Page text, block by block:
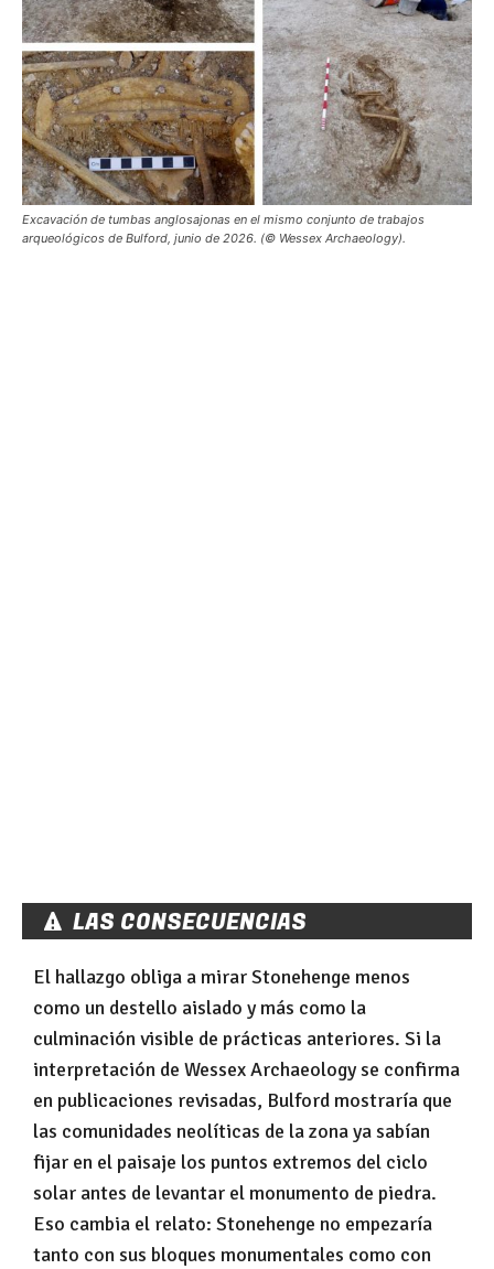
Excavación de tumbas anglosajonas en el mismo conjunto de trabajos
arqueológicos de Bulford, junio de 2026. (© Wessex Archaeology).
LAS CONSECUENCIAS
El hallazgo obliga a mirar Stonehenge menos
como un destello aislado y más como la
culminación visible de prácticas anteriores. Si la
interpretación de Wessex Archaeology se confirma
en publicaciones revisadas, Bulford mostraría que
las comunidades neolíticas de la zona ya sabían
fijar en el paisaje los puntos extremos del ciclo
solar antes de levantar el monumento de piedra.
Eso cambia el relato: Stonehenge no empezaría
tanto con sus bloques monumentales como con